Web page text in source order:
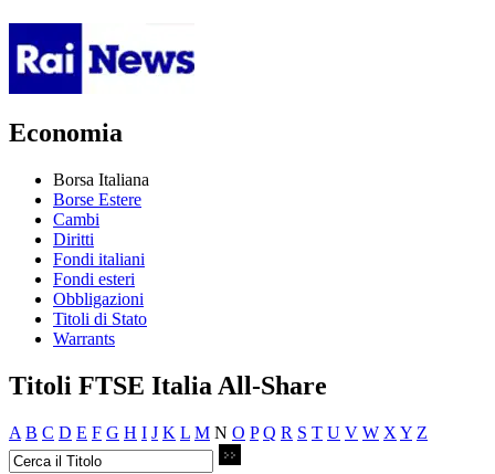
Economia
Borsa Italiana
Borse Estere
Cambi
Diritti
Fondi italiani
Fondi esteri
Obbligazioni
Titoli di Stato
Warrants
Titoli FTSE Italia All-Share
A B C D E F G H I J K L M N O P Q R S T U V W X Y Z